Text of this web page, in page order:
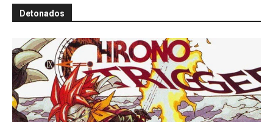
Detonados